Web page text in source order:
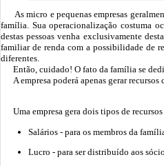
As micro e pequenas empresas
família. Sua operacionalização costuma
destas pessoas venha exclusivamente
familiar de renda com a possibilidade de
diferentes.
Então, cuidado! O fato da família se
A empresa poderá apenas gerar
Uma empresa gera dois tipos de
Salários - para os membros da
Lucro - para ser distribuído aos